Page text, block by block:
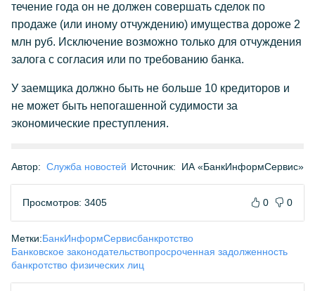
течение года он не должен совершать сделок по
продаже (или иному отчуждению) имущества дороже 2
млн руб. Исключение возможно только для отчуждения
залога с согласия или по требованию банка.
У заемщика должно быть не больше 10 кредиторов и
не может быть непогашенной судимости за
экономические преступления.
Автор: Служба новостей Источник: ИА «БанкИнформСервис»
Просмотров: 3405 0 0
Метки:БанкИнформСервисбанкротство
Банковское законодательствопросроченная задолженность
банкротство физических лиц